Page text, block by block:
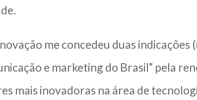
me concedeu duas indicações
e marketing do Brasil” pela
mais inovadoras na área de